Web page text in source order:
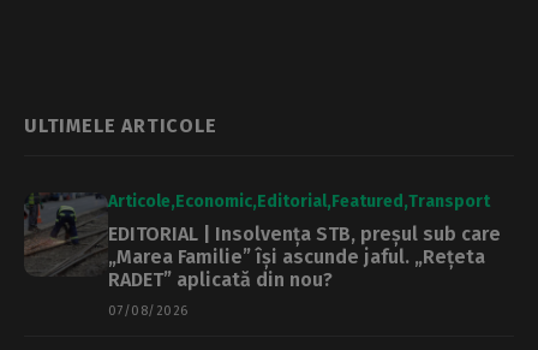
ULTIMELE ARTICOLE
Articole Economic Editorial Featured Transport
EDITORIAL | Insolvența STB, preșul sub care
„Marea Familie” își ascunde jaful. „Rețeta
RADET” aplicată din nou?
07/08/2026